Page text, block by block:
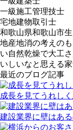
一級施工管理技士
宅地建物取引士
和歌山県和歌山市
地産地消の考えの
い自然乾燥で大工
いしいなと思える
最近のブログ記事
成長を見てうれしく
建設業界に壁はあ